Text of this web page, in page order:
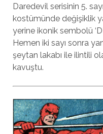
Daredevil serisinin 5.
kostümünde değişiklik
yerine ikonik sembolü
Hemen iki sayı sonra
şeytan lakabı ile ilintili
kavuştu.